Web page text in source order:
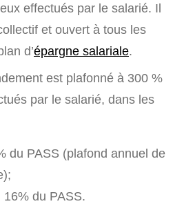
effectués par le salarié. Il
et ouvert à tous les
d’épargne salariale.
est plafonné à 300 %
par le salarié, dans les
du PASS (plafond annuel de
du PASS.